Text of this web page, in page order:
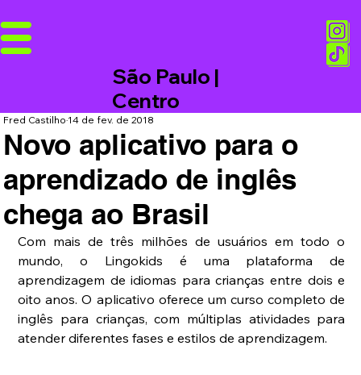
São Paulo |
Centro
Novo aplicativo para o
aprendizado de inglês
chega ao Brasil
Fred Castilho14 de fev. de 2018
Com mais de três milhões de usuários em todo o
mundo, o Lingokids é uma plataforma de
aprendizagem de idiomas para crianças entre dois e
oito anos. O aplicativo oferece um curso completo de
inglês para crianças, com múltiplas atividades para
atender diferentes fases e estilos de aprendizagem.